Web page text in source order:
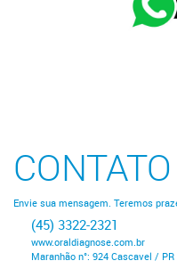
CONTATO
Envie sua mensagem. Teremos
(45) 3322-2321
www.oraldiagnose.com.br
Maranhão n°: 924 Cascavel / PR